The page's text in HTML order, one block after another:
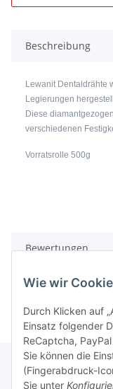
Beschreibung
Lewanit Dentaldrähte
Legierungen
Diese
verschiedenen
Vorratsrolle 500g
Bewertungen
Wie wir
Durch Klicken auf
Einsatz folgender
ReCaptcha,
Sie können die
(Fingerabdruck-
Sie unter